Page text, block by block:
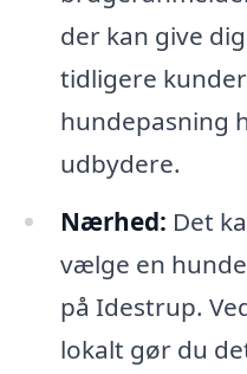
der kan give
tidligere
hundepasning
udbydere.
Nærhed: Det
vælge en
på Idestrup.
lokalt gør du